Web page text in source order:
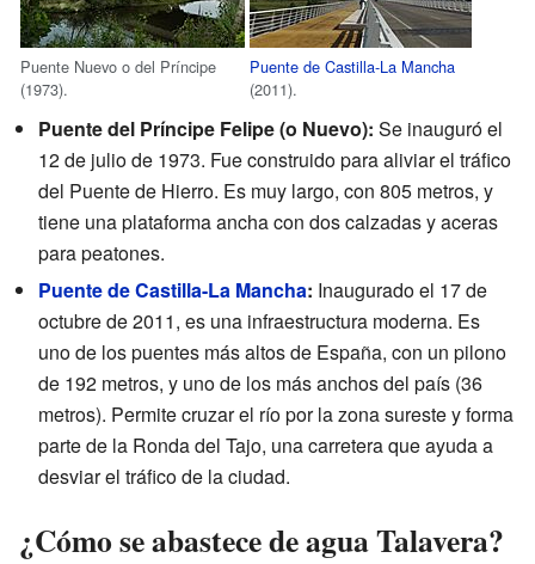
Puente Nuevo o del Príncipe
(1973).
Puente de Castilla-La Mancha
(2011).
Puente del Príncipe Felipe (o Nuevo): Se inauguró el
12 de julio de 1973. Fue construido para aliviar el tráfico
del Puente de Hierro. Es muy largo, con 805 metros, y
tiene una plataforma ancha con dos calzadas y aceras
para peatones.
Puente de Castilla-La Mancha: Inaugurado el 17 de
octubre de 2011, es una infraestructura moderna. Es
uno de los puentes más altos de España, con un pilono
de 192 metros, y uno de los más anchos del país (36
metros). Permite cruzar el río por la zona sureste y forma
parte de la Ronda del Tajo, una carretera que ayuda a
desviar el tráfico de la ciudad.
¿Cómo se abastece de agua Talavera?